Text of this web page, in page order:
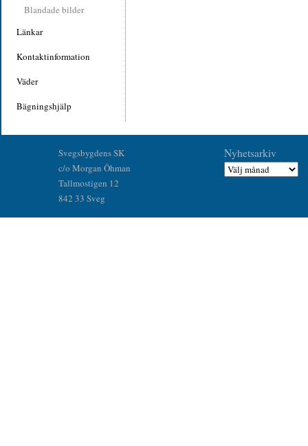
Blandade bilder
Länkar
Kontaktinformation
Väder
Bägningshjälp
Svegsbygdens SK
c/o Morgan Öhman
Tallmostigen 12
842 33 Sveg
Nyhetsarkiv